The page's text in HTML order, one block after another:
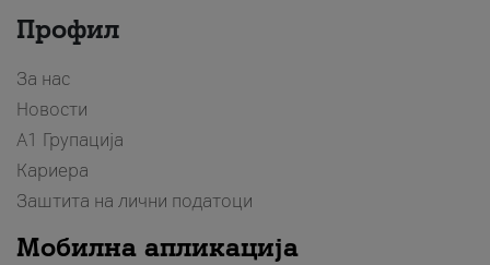
Профил
За нас
Новости
А1 Групација
Кариера
Заштита на лични податоци
Мобилна апликација